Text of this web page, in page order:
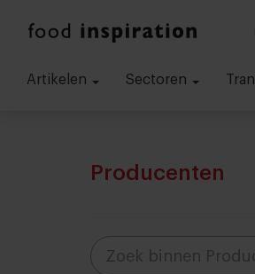
Artikelen Sectoren
Producenten